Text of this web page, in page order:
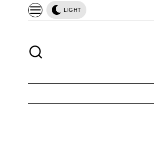
LIGHT